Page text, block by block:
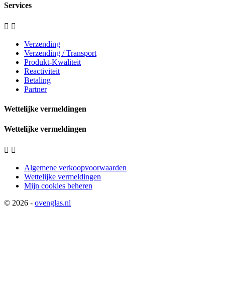
Services
 
Verzending
Verzending / Transport
Produkt-Kwaliteit
Reactiviteit
Betaling
Partner
Wettelijke vermeldingen
Wettelijke vermeldingen
 
Algemene verkoopvoorwaarden
Wettelijke vermeldingen
Mijn cookies beheren
© 2026 - ovenglas.nl